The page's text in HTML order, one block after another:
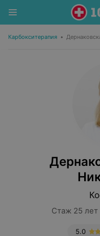
Карбокситерапия •
Стаж 25 лет
5.0